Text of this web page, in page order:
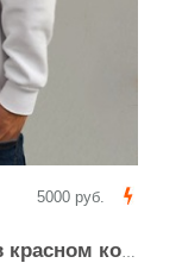
5000 руб.
костюме